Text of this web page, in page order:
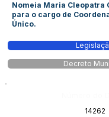
Nomeia Maria Cleopatra
para o cargo de
Único.
Decreto
14262